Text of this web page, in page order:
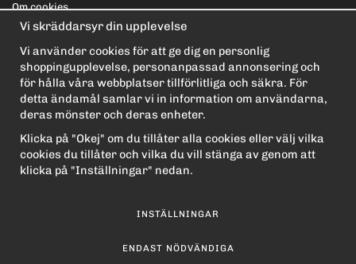
Om cookies
Länkar
Integritetspolicy
PRENUMERERA PÅ NYHETSBREVET FÖR VÅRA BÄSTA
ERBJUDANDEN OCH NYHETER!
E-
postadress
Vi skräddarsyr din upplevelse
Vi använder cookies för att ge dig en personlig
shoppingupplevelse, personanpassad annonsering och
för hålla våra webbplatser tillförlitliga och säkra. För
detta ändamål samlar vi in information om användarna,
deras mönster och deras enheter.
Klicka på "Okej" om du tillåter alla cookies eller välj vilka
cookies du tillåter och vilka du vill stänga av genom att
klicka på "Inställningar" nedan.
INSTÄLLNINGAR
ENDAST NÖDVÄNDIGA